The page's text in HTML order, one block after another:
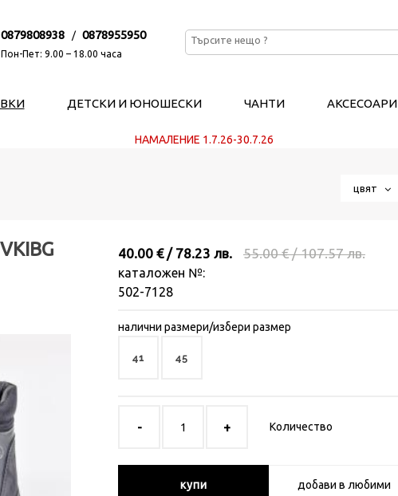
0879808938 / 0878955950
Пон-Пет: 9.00 – 18.00 часа
ДЕТСКИ И ЮНОШЕСКИ ЧАНТИ АКСЕСОАРИ
НАМАЛЕНИЕ 1.7.26-30.7.26
цвят
40.00 € / 78.23 лв. 55.00 € / 107.57 лв.
каталожен №:
502-7128
налични размери/избери размер
41 45
Количество
купи добави в любими